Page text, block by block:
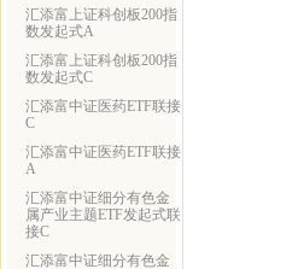
汇添富上证科创板200指
数发起式A
汇添富上证科创板200指
数发起式C
汇添富中证医药ETF联接
C
汇添富中证医药ETF联接
A
汇添富中证细分有色金
属产业主题ETF发起式联
接C
汇添富中证细分有色金